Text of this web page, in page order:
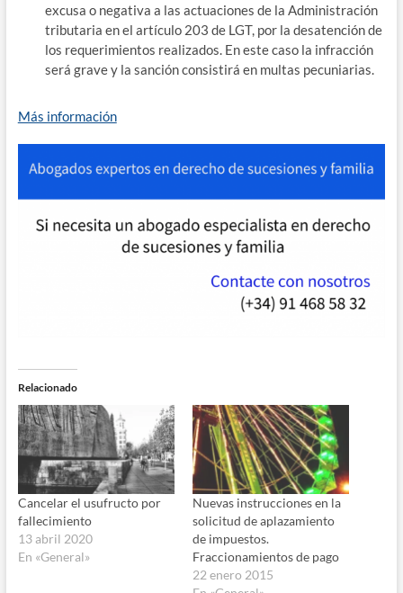
excu­sa o nega­ti­va a las actua­cio­nes de la Admi­nis­tra­ción
tri­bu­ta­ria en el artícu­lo 203 de LGT, por la des­aten­ción de
los reque­ri­mien­tos rea­li­za­dos. En este caso la infrac­ción
será gra­ve y la san­ción con­sis­ti­rá en mul­tas pecuniarias.
Más infor­ma­ción
Relacionado
Cancelar el usufructo por
fallecimiento
13 abril 2020
En «General»
Nuevas instrucciones en la
solicitud de aplazamiento
de impuestos.
Fraccionamientos de pago
22 enero 2015